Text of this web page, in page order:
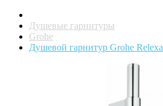
Душевые гарнитуры
Grohe
Душевой гарнитур Grohe